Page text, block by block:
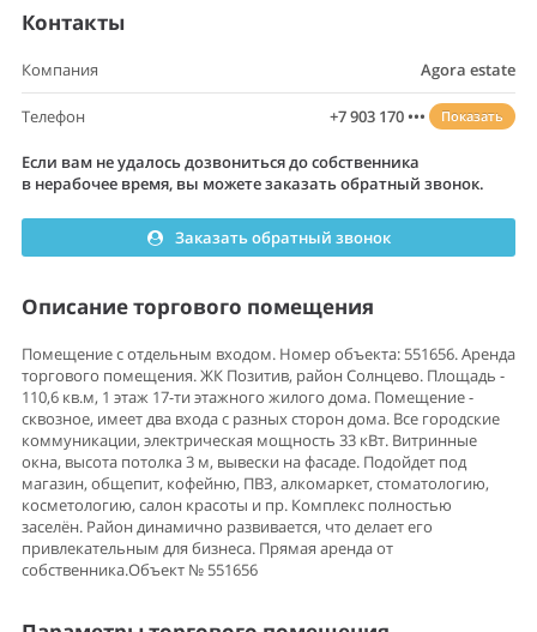
Контакты
Компания Agora estate
Телефон +7 903 170 ••• Показать
Если вам не удалось дозвониться до собственника
в нерабочее время, вы можете заказать обратный звонок.
Заказать обратный звонок
Описание торгового помещения
Помещение с отдельным входом. Номер объекта: 551656. Аренда
торгового помещения. ЖК Позитив, район Солнцево. Площадь -
110,6 кв.м, 1 этаж 17-ти этажного жилого дома. Помещение -
сквозное, имеет два входа с разных сторон дома. Все городские
коммуникации, электрическая мощность 33 кВт. Витринные
окна, высота потолка 3 м, вывески на фасаде. Подойдет под
магазин, общепит, кофейню, ПВЗ, алкомаркет, стоматологию,
косметологию, салон красоты и пр. Комплекс полностью
заселён. Район динамично развивается, что делает его
привлекательным для бизнеса. Прямая аренда от
собственника.Объект № 551656